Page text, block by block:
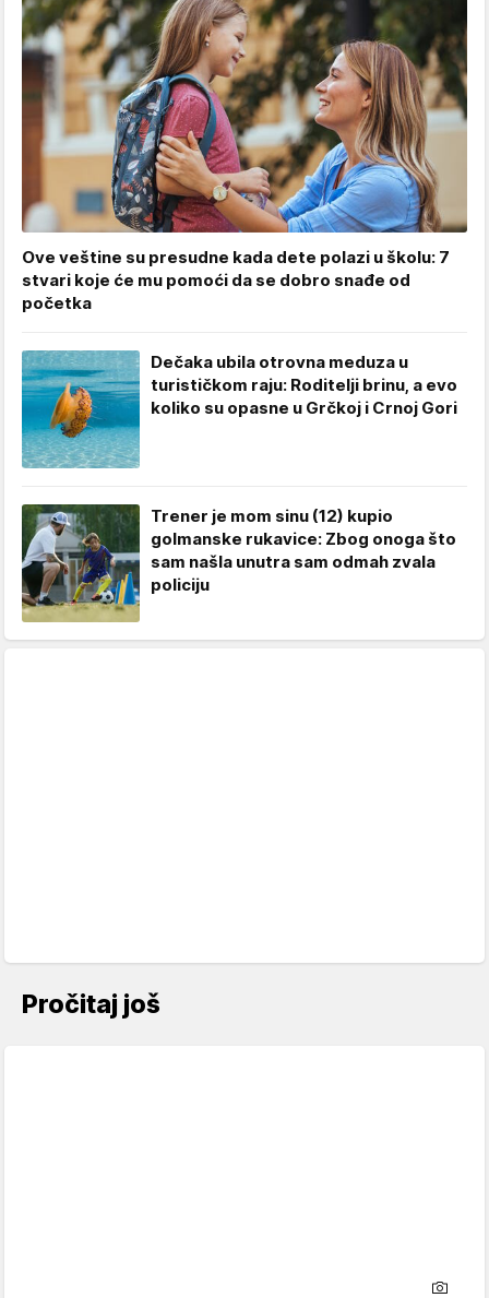
Ove veštine su presudne kada dete polazi u školu: 7
stvari koje će mu pomoći da se dobro snađe od
početka
Dečaka ubila otrovna meduza u
turističkom raju: Roditelji brinu, a evo
koliko su opasne u Grčkoj i Crnoj Gori
Trener je mom sinu (12) kupio
golmanske rukavice: Zbog onoga što
sam našla unutra sam odmah zvala
policiju
Pročitaj još